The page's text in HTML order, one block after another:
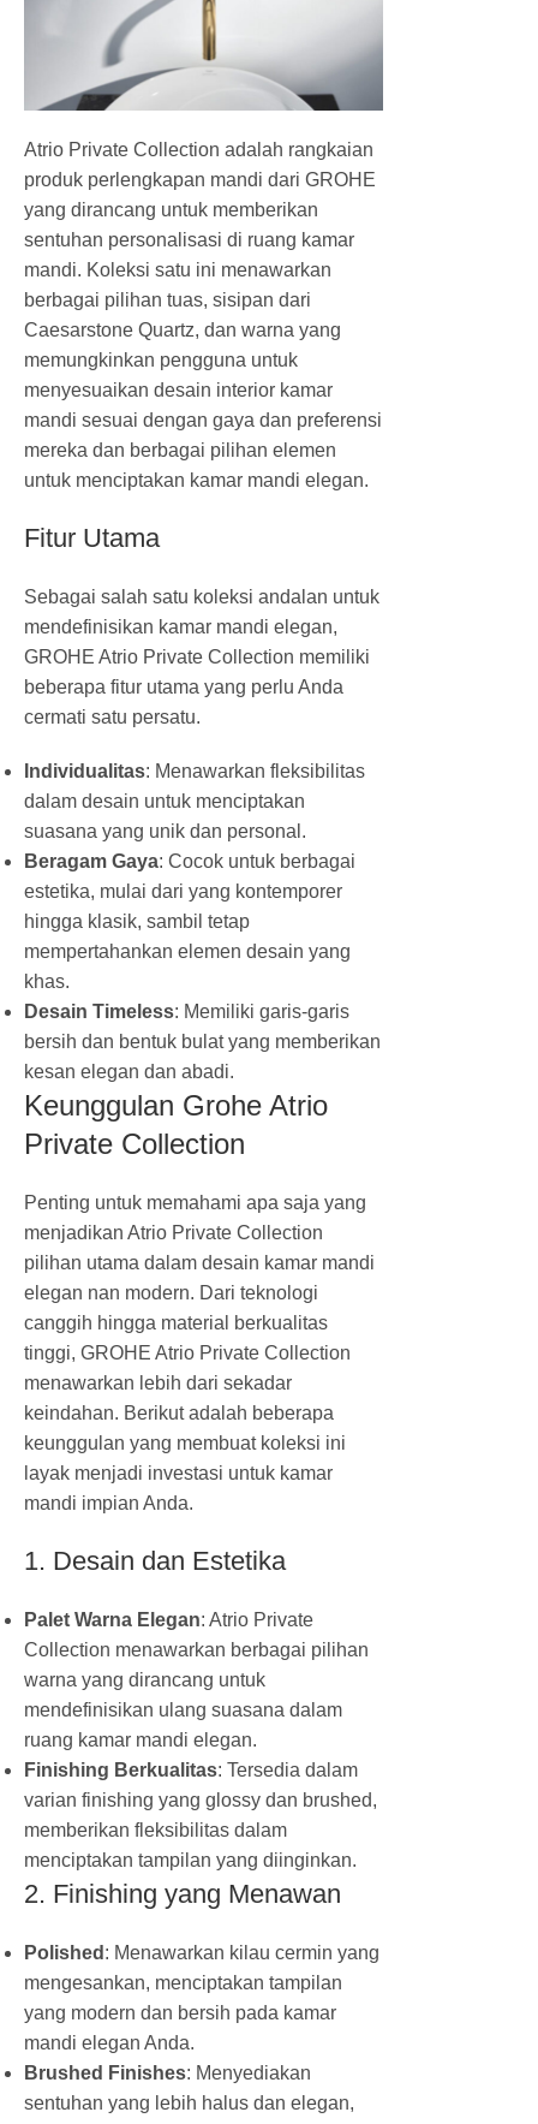
Atrio Private Collection adalah rangkaian
produk perlengkapan mandi dari GROHE
yang dirancang untuk memberikan
sentuhan personalisasi di ruang kamar
mandi. Koleksi satu ini menawarkan
berbagai pilihan tuas, sisipan dari
Caesarstone Quartz, dan warna yang
memungkinkan pengguna untuk
menyesuaikan desain interior kamar
mandi sesuai dengan gaya dan preferensi
mereka dan berbagai pilihan elemen
untuk menciptakan kamar mandi elegan.
Fitur Utama
Sebagai salah satu koleksi andalan untuk
mendefinisikan kamar mandi elegan,
GROHE Atrio Private Collection memiliki
beberapa fitur utama yang perlu Anda
cermati satu persatu.
Individualitas: Menawarkan fleksibilitas
dalam desain untuk menciptakan
suasana yang unik dan personal.
Beragam Gaya: Cocok untuk berbagai
estetika, mulai dari yang kontemporer
hingga klasik, sambil tetap
mempertahankan elemen desain yang
khas.
Desain Timeless: Memiliki garis-garis
bersih dan bentuk bulat yang memberikan
kesan elegan dan abadi.
Keunggulan Grohe Atrio
Private Collection
Penting untuk memahami apa saja yang
menjadikan Atrio Private Collection
pilihan utama dalam desain kamar mandi
elegan nan modern. Dari teknologi
canggih hingga material berkualitas
tinggi, GROHE Atrio Private Collection
menawarkan lebih dari sekadar
keindahan. Berikut adalah beberapa
keunggulan yang membuat koleksi ini
layak menjadi investasi untuk kamar
mandi impian Anda.
1. Desain dan Estetika
Palet Warna Elegan: Atrio Private
Collection menawarkan berbagai pilihan
warna yang dirancang untuk
mendefinisikan ulang suasana dalam
ruang kamar mandi elegan.
Finishing Berkualitas: Tersedia dalam
varian finishing yang glossy dan brushed,
memberikan fleksibilitas dalam
menciptakan tampilan yang diinginkan.
2. Finishing yang Menawan
Polished : Menawarkan kilau cermin yang
mengesankan, menciptakan tampilan
yang modern dan bersih pada kamar
mandi elegan Anda.
Brushed Finishes: Menyediakan
sentuhan yang lebih halus dan elegan,